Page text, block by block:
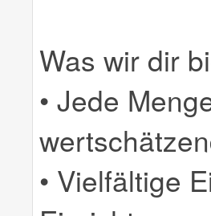
Was wir dir
• Jede
• Vielfältige